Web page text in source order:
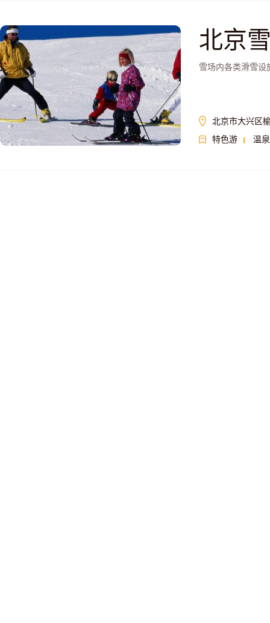
北京
雪场内各类滑雪设
北京市大兴区
特色游
温泉